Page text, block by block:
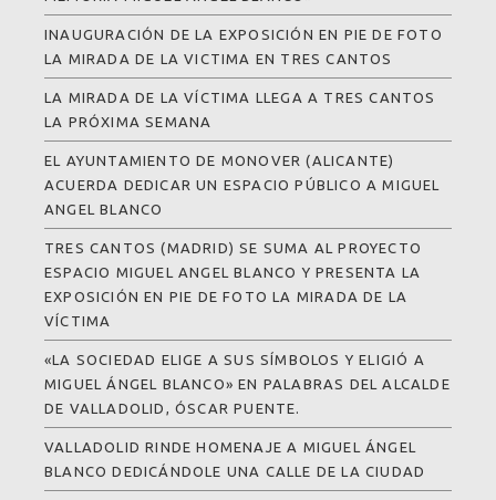
INAUGURACIÓN DE LA EXPOSICIÓN EN PIE DE FOTO
LA MIRADA DE LA VICTIMA EN TRES CANTOS
LA MIRADA DE LA VÍCTIMA LLEGA A TRES CANTOS
LA PRÓXIMA SEMANA
EL AYUNTAMIENTO DE MONOVER (ALICANTE)
ACUERDA DEDICAR UN ESPACIO PÚBLICO A MIGUEL
ANGEL BLANCO
TRES CANTOS (MADRID) SE SUMA AL PROYECTO
ESPACIO MIGUEL ANGEL BLANCO Y PRESENTA LA
EXPOSICIÓN EN PIE DE FOTO LA MIRADA DE LA
VÍCTIMA
«LA SOCIEDAD ELIGE A SUS SÍMBOLOS Y ELIGIÓ A
MIGUEL ÁNGEL BLANCO» EN PALABRAS DEL ALCALDE
DE VALLADOLID, ÓSCAR PUENTE.
VALLADOLID RINDE HOMENAJE A MIGUEL ÁNGEL
BLANCO DEDICÁNDOLE UNA CALLE DE LA CIUDAD